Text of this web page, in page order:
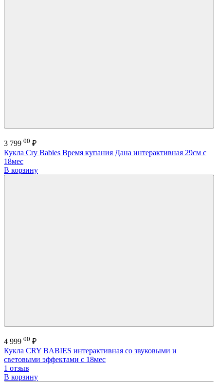
3 799 00 ₽
Кукла Cry Babies Время купания Дана интерактивная 29см с
18мес
В корзину
4 999 00 ₽
Кукла CRY BABIES интерактивная со звуковыми и
световыми эффектами с 18мес
1 отзыв
В корзину